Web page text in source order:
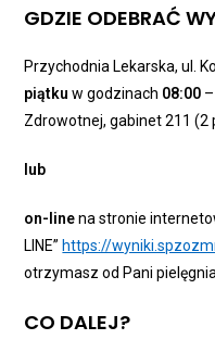
GDZIE ODEBRAĆ
Przychodnia Lekarska, ul.
piątku w godzinach 08:00 –
Zdrowotnej, gabinet 211
lub
on-linena stronie
LINE” https://
otrzymasz od Pani
CO DALEJ?